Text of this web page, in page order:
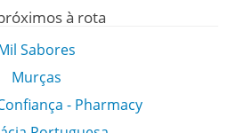
à rota
Sabores
Murças
- Pharmacy